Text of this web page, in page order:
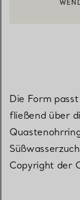
Die Form
fließend über
Copyright der